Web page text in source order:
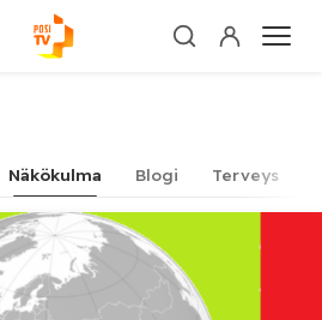
Näkökulma Blogi Terveys